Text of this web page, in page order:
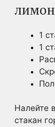
1
1
Налейте
стакан